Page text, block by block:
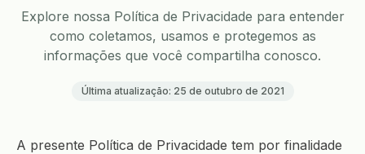
Explore nossa Política de Privacidade para entender
como coletamos, usamos e protegemos as
informações que você compartilha conosco.
Última atualização: 25 de outubro de 2021
A presente Política de Privacidade tem por finalidade